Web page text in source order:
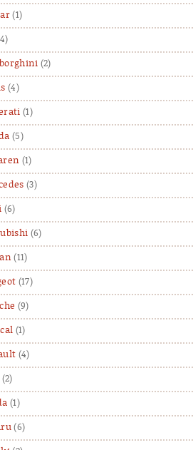
(1)
(2)
(4)
(1)
(5)
(1)
(3)
(6)
(6)
(11)
(17)
(9)
(1)
(4)
(2)
(1)
(6)